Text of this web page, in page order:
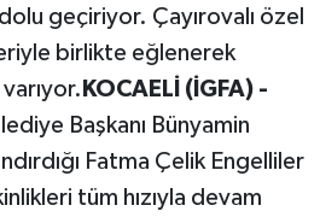
geçiriyor. Çayırovalı özel
birlikte eğlenerek
KOCAELİ (İGFA) -
Başkanı Bünyamin
Fatma Çelik Engelliler
tüm hızıyla devam